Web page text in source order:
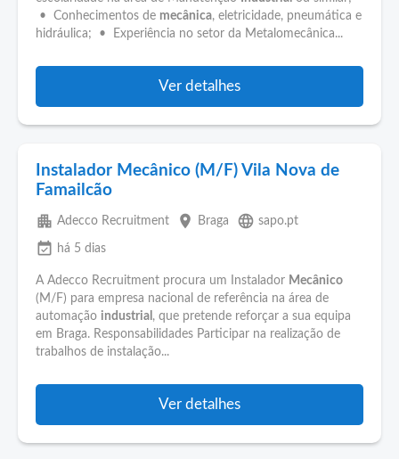
• Conhecimentos de mecânica, eletricidade, pneumática e
hidráulica; • Experiência no setor da Metalomecânica...
Ver detalhes
Instalador Mecânico (M/F) Vila Nova de
Famailcão
apartment Adecco Recruitment place Braga language sapo.pt
event_available há 5 dias
A Adecco Recruitment procura um Instalador Mecânico
(M/F) para empresa nacional de referência na área de
automação industrial , que pretende reforçar a sua equipa
em Braga. Responsabilidades Participar na realização de
trabalhos de instalação...
Ver detalhes